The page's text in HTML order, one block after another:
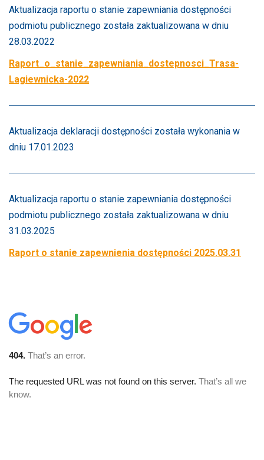
Aktualizacja raportu o stanie zapewniania dostępności
podmiotu publicznego została zaktualizowana w dniu
28.03.2022
Raport_o_stanie_zapewniania_dostepnosci_Trasa-
Lagiewnicka-2022
Aktualizacja deklaracji dostępności została wykonania w
dniu 17.01.2023
Aktualizacja raportu o stanie zapewniania dostępności
podmiotu publicznego została zaktualizowana w dniu
31.03.2025
Raport o stanie zapewnienia dostępności 2025.03.31